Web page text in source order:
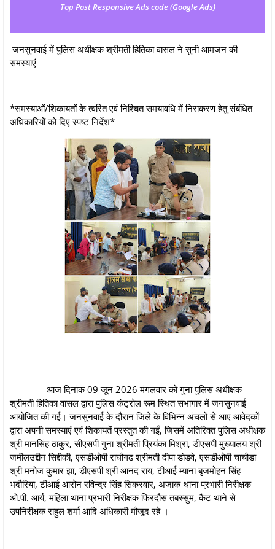
Top Post Responsive Ads code (Google Ads)
जनसुनवाई में पुलिस अधीक्षक श्रीमती हितिका वासल ने सुनी आमजन की
समस्याएं
*समस्याओं/शिकायतों के त्वरित एवं निश्चित समयावधि में निराकरण हेतु संबंधित
अधिकारियों को दिए स्पष्ट निर्देश*
आज दिनांक 09 जून 2026 मंगलवार को गुना पुलिस अधीक्षक
श्रीमती हितिका वासल द्वारा पुलिस कंट्रोल रूम स्थित सभागार में जनसुनवाई
आयोजित की गई। जनसुनवाई के दौरान जिले के विभिन्न अंचलों से आए आवेदकों
द्वारा अपनी समस्याएं एवं शिकायतें प्रस्तुत की गईं, जिसमें अतिरिक्त पुलिस अधीक्षक
श्री मानसिंह ठाकुर, सीएसपी गुना श्रीमती प्रियंका मिश्रा, डीएसपी मुख्यालय श्री
जमीलउद्दीन सिद्दीकी, एसडीओपी राघौगढ श्रीमती दीपा डोडवे, एसडीओपी चाचौडा
श्री मनोज कुमार झा, डीएसपी श्री आनंद राय, टीआई म्याना बृजमोहन सिंह
भदौरिया, टीआई आरोन रविन्द्र सिंह सिकरवार, अजाक थाना प्रभारी निरीक्षक
ओ.पी. आर्य, महिला थाना प्रभारी निरीक्षक फिरदौस तबस्सुम, कैंट थाने से
उपनिरीक्षक राहुल शर्मा आदि अधिकारी मौजूद रहे ।